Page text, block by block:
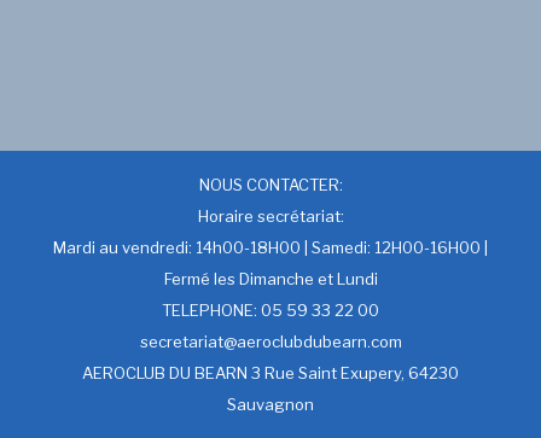
NOUS CONTACTER:
Horaire secrétariat:
Mardi au vendredi: 14h00-18H00 | Samedi: 12H00-16H00 |
Fermé les Dimanche et Lundi
TELEPHONE: 05 59 33 22 00
secretariat@aeroclubdubearn.com
AEROCLUB DU BEARN 3 Rue Saint Exupery, 64230
Sauvagnon